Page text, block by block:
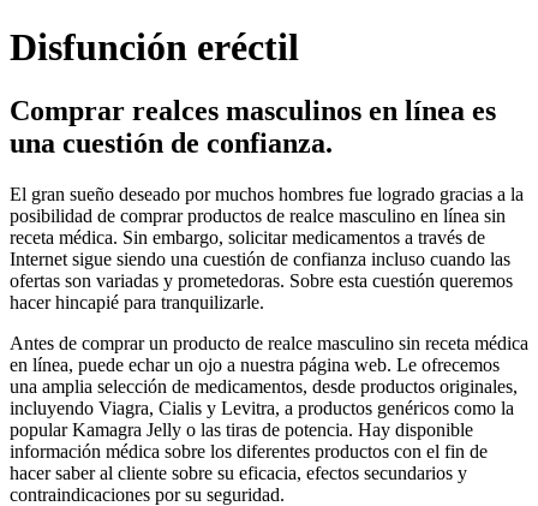
Disfunción eréctil
Comprar realces masculinos en línea es
una cuestión de confianza.
El gran sueño deseado por muchos hombres fue logrado gracias a la
posibilidad de comprar productos de realce masculino en línea sin
receta médica. Sin embargo, solicitar medicamentos a través de
Internet sigue siendo una cuestión de confianza incluso cuando las
ofertas son variadas y prometedoras. Sobre esta cuestión queremos
hacer hincapié para tranquilizarle.
Antes de comprar un producto de realce masculino sin receta médica
en línea, puede echar un ojo a nuestra página web. Le ofrecemos
una amplia selección de medicamentos, desde productos originales,
incluyendo Viagra, Cialis y Levitra, a productos genéricos como la
popular Kamagra Jelly o las tiras de potencia. Hay disponible
información médica sobre los diferentes productos con el fin de
hacer saber al cliente sobre su eficacia, efectos secundarios y
contraindicaciones por su seguridad.